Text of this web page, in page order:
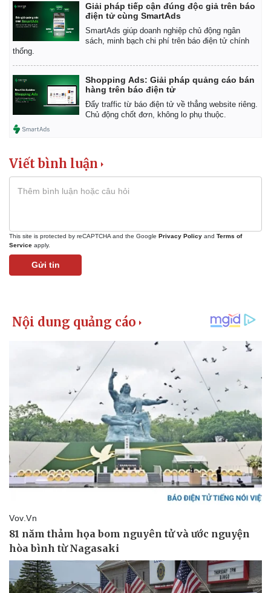
Doanh nghiệp
Thông tin doanh nghiệp
Doanh nghiệp 24h
Doanh nhân
Công nghệ
Sành điệu
Tin Công nghệ
Trải nghiệm
Chuyển đổi số
Giải pháp tiếp cận đúng độc giả trên báo
điện tử cùng SmartAds
SmartAds giúp doanh nghiệp chủ động ngân
sách, minh bạch chi phí trên báo điện tử chính
thống.
Shopping Ads: Giải pháp quảng cáo bán
hàng trên báo điện tử
Đẩy traffic từ báo điện tử về thẳng website riêng.
Chủ động chốt đơn, không lo phụ thuộc.
Viết bình luận
This site is protected by reCAPTCHA and the Google Privacy Policy and Terms of
Service apply.
Gửi tin